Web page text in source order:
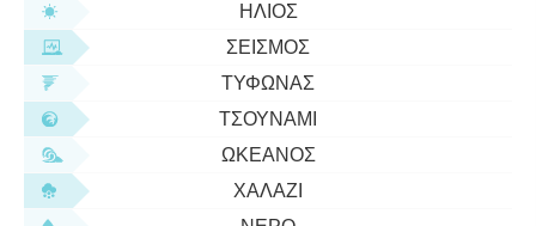
ΉΛΙΟΣ
ΣΕΙΣΜΌΣ
ΤΥΦΏΝΑΣ
ΤΣΟΥΝΆΜΙ
ΩΚΕΑΝΌΣ
ΧΑΛΆΖΙ